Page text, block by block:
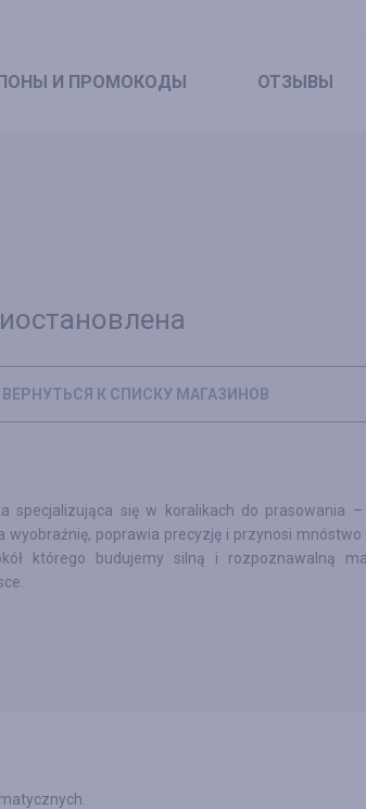
И ПРОМОКОДЫ ОТЗЫВЫ
ВЕРНУТЬСЯ К СПИСКУ МАГАЗИНОВ
specjalizująca się w koralikach do prasowania –
wyobraźnię, poprawia precyzję i przynosi mnóstwo
którego budujemy silną i rozpoznawalną